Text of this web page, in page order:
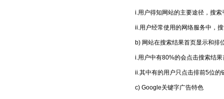
i.用户得知网站的主要途径，搜
ii.用户经常使用的网络服务中，
b) 网站在搜索结果首页显示和排
i.用户中有80%的会点击搜索结
ii.其中有的用户只点击排前5位的
c) Google关键字广告特色